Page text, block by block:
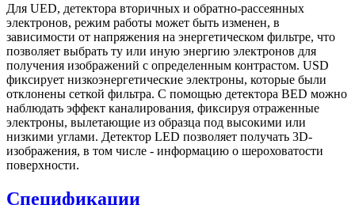
Для UED, детектора вторичных и обратно-рассеянных
электронов, режим работы может быть изменен, в
зависимости от напряжения на энергетическом фильтре, что
позволяет выбрать ту или иную энергию электронов для
получения изображений с определенным контрастом. USD
фиксирует низкоэнергетические электроны, которые были
отклонены сеткой фильтра. С помощью детектора BED можно
наблюдать эффект каналирования, фиксируя отраженные
электроны, вылетающие из образца под высокими или
низкими углами. Детектор LED позволяет получать 3D-
изображения, в том числе - информацию о шероховатости
поверхности.
Спецификации